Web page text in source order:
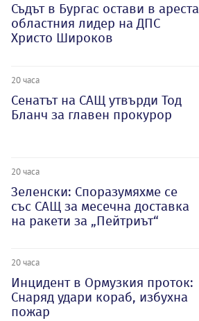
Съдът в Бургас остави в ареста
областния лидер на ДПС
Христо Широков
20 часа
Сенатът на САЩ утвърди Тод
Бланч за главен прокурор
20 часа
Зеленски: Споразумяхме се
със САЩ за месечна доставка
на ракети за „Пейтриът“
20 часа
Инцидент в Ормузкия проток:
Снаряд удари кораб, избухна
пожар